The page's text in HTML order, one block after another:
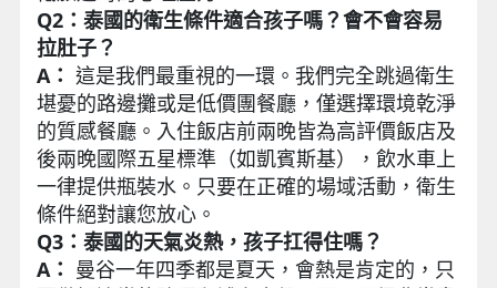
Q2：泰國的衛生條件適合孩子嗎？會不會容易
拉肚子？
A： 這是我們最重視的一環。我們完全跳過衛生
堪憂的路邊攤或是低價團餐廳，僅選擇環境乾淨
的質感餐廳。入住飯店前兩晚皆為高評價飯店及
後兩晚國際五星標準（如凱賓斯基），飲水車上
一律提供瓶裝水。只要在正確的場域活動，衛生
條件絕對讓您放心。
Q3：泰國的天氣炎熱，孩子扛得住嗎？
A： 曼谷一年四季都是夏天，會熱是肯定的，只